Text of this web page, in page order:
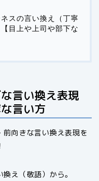
スの言い換え（丁寧
目上や上司や部下な
言い換え表現
言い方
向きな言い換え表現を
え（敬語）から。